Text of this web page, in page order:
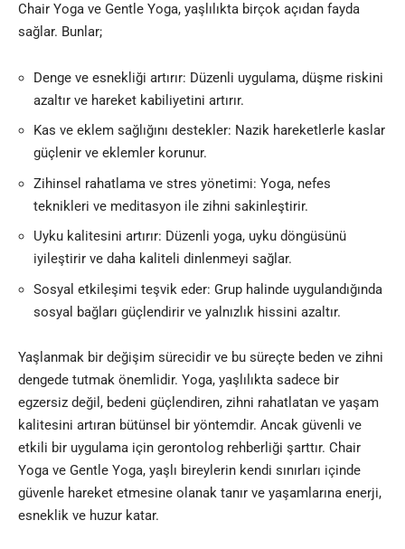
Chair Yoga ve Gentle Yoga, yaşlılıkta birçok açıdan fayda
sağlar. Bunlar;
Denge ve esnekliği artırır: Düzenli uygulama, düşme riskini
azaltır ve hareket kabiliyetini artırır.
Kas ve eklem sağlığını destekler: Nazik hareketlerle kaslar
güçlenir ve eklemler korunur.
Zihinsel rahatlama ve stres yönetimi: Yoga, nefes
teknikleri ve meditasyon ile zihni sakinleştirir.
Uyku kalitesini artırır: Düzenli yoga, uyku döngüsünü
iyileştirir ve daha kaliteli dinlenmeyi sağlar.
Sosyal etkileşimi teşvik eder: Grup halinde uygulandığında
sosyal bağları güçlendirir ve yalnızlık hissini azaltır.
Yaşlanmak bir değişim sürecidir ve bu süreçte beden ve zihni
dengede tutmak önemlidir. Yoga, yaşlılıkta sadece bir
egzersiz değil, bedeni güçlendiren, zihni rahatlatan ve yaşam
kalitesini artıran bütünsel bir yöntemdir. Ancak güvenli ve
etkili bir uygulama için gerontolog rehberliği şarttır. Chair
Yoga ve Gentle Yoga, yaşlı bireylerin kendi sınırları içinde
güvenle hareket etmesine olanak tanır ve yaşamlarına enerji,
esneklik ve huzur katar.